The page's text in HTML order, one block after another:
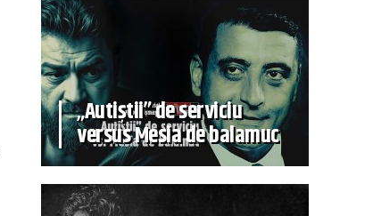
„Autiștii” de serviciu
versus Mesia de balamuc